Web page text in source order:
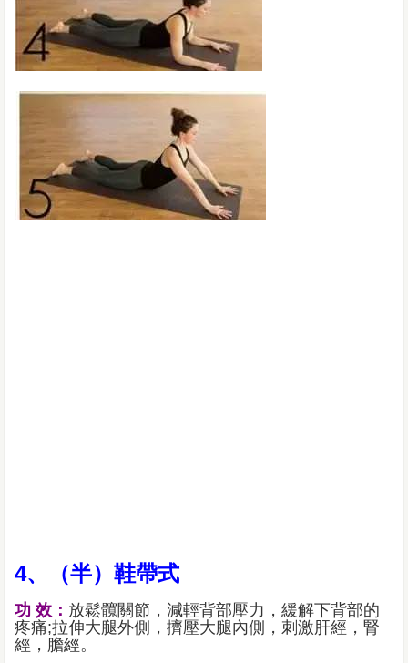
4、（半）鞋帶式
功 效： 放鬆髖關節，減輕背部壓力，緩解下背部的
疼痛;拉伸大腿外側，擠壓大腿內側，刺激肝經，腎
經，膽經。